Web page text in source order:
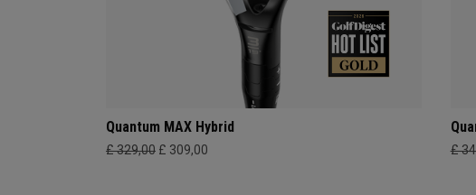
Quantum MAX Hybrid
£ 329,00 £ 309,00 £